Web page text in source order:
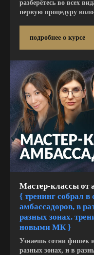
разберётесь во всех
первую процедуру
подробнее о курсе
Мастер-классы от
{ тренинг собрал в
амбассадоров, в
разных зонах.
новыми МК }
Узнаешь сотни фишек
разных зонах, и в